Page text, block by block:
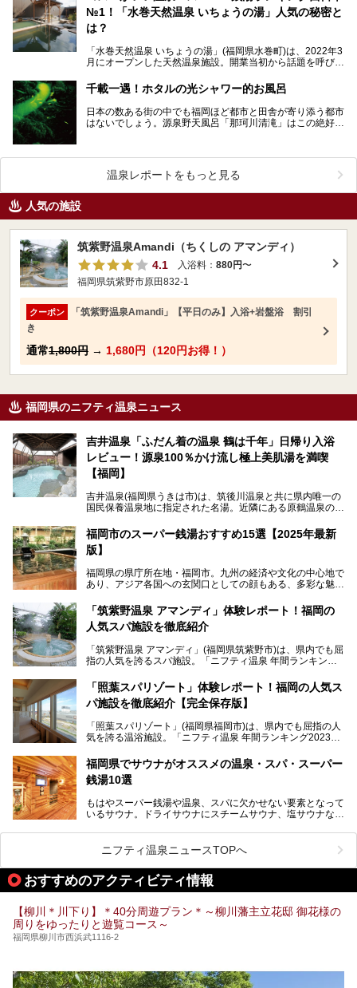
№1！「水巻天然温泉 いちょうの湯」人気の秘密と
は？
「水巻天然温泉 いちょうの湯」(福岡県水巻町)は、2022年3
月にオープンした天然温泉施設。開業当初から話題を呼び、
千載一遇！ホタルの光シャワー的お風呂
日本の数ある街の中でも福岡ほど都市と田舎が寄り添う都市
はないでしょう。源泉野天風呂「那珂川清滝」はこの絶好の
温泉レポートをもっと見る
人気の施設
筑紫野温泉Amandi（ちくしの アマンディ）
4.1
入浴料： 880円〜
福岡県筑紫野市原田832-1
クーポン
「筑紫野温泉Amandi」【平日のみ】入浴+岩盤浴 割引
き
通常1,800円 → 1,680円（120円お得！）
福岡県のニフティ温泉ニュース
吉井温泉「ふだん着の温泉 鶴は千年」日帰り入浴
レビュー！源泉100％かけ流し極上美肌湯を満喫
【福岡】
吉井温泉(福岡県うきは市)は、筑後川温泉と共に県内唯一の
国民保養温泉地に指定された名湯。近隣にある原鶴温泉の観
す。
「ふだん着の温泉 鶴は千年」は、吉井温泉にある日帰り入
住民や温泉ファンに愛され続けています。今回は筆者自ら日
帰り入浴し、自慢の温泉を中心に詳細レビューします！
福岡市のスーパー銭湯おすすめ15選【2025年最新
版】
福岡県の県庁所在地・福岡市。九州の経済や文化の中心地で
あり、アジア各国への玄関口としての顔もある、多彩な魅力
そんな福岡市は、スーパー銭湯も多種多彩。玄界灘を眺めら
れるリゾート気分満点のスーパー銭湯から、繁華街近くのレ
いスーパー銭湯を一挙ご紹介します。
「筑紫野温泉 アマンディ」体験レポート！福岡の
人気スパ施設を徹底紹介
「筑紫野温泉 アマンディ」(福岡県筑紫野市)は、県内でも屈
指の人気を誇るスパ施設。「ニフティ温泉 年間ランキング2
入浴客で賑わっています。
そこで今回は、ニフティ温泉ライターである筆者が現地訪
ーム・併設するレストランを体験し、それらの全貌を徹底紹
介します！
「照葉スパリゾート」体験レポート！福岡の人気ス
パ施設を徹底紹介【完全保存版】
「照葉スパリゾート」(福岡県福岡市)は、県内でも屈指の人
気を誇る温浴施設。「ニフティ温泉 年間ランキング2023」
常連客で賑わっています。
そこで今回は、ニフティ温泉ライターである筆者が現地体
ューズメント・宿泊施設・グルメ・その他施設まで、多彩な
る全貌と魅力を徹底紹介します！
福岡県でサウナがオススメの温泉・スパ・スーパー
銭湯10選
もはやスーパー銭湯や温泉、スパに欠かせない要素となって
いるサウナ。ドライサウナにスチームサウナ、塩サウナな
ペース、ロウリュウなど、心ゆくまで楽しむためのサービス
が充実した施設も多くみられます。
今回はそんなサウナにこだわった、福岡県内のオススメ温
泉・銭湯・スパを10件紹介したいと思います！
ニフティ温泉ニュースTOPへ
おすすめのアクティビティ情報
【柳川＊川下り】＊40分周遊プラン＊～柳川藩主立花邸 御花様の
周りをゆったりと遊覧コース～
福岡県柳川市西浜武1116-2